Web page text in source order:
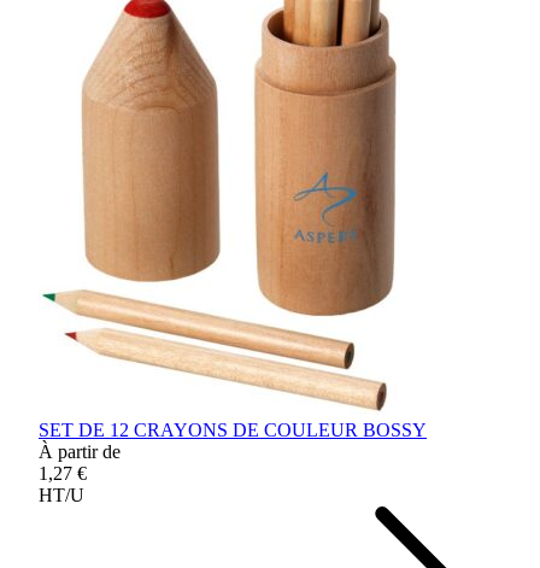
SET DE 12 CRAYONS DE COULEUR BOSSY
À partir de
1,27 €
HT/U